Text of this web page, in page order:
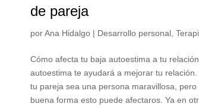
de pareja
porAna Hidalgo | Desarrollo personal ,
Cómo afecta tu baja autoestima a tu
autoestima te ayudará a mejorar tu
tu pareja sea una persona maravillosa,
buena forma esto puede afectaros. Ya en